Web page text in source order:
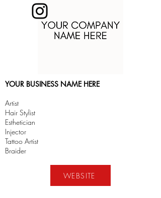
YOUR BUSINESS NAME HERE
Artist
Hair Stylist​
Esthetician
Injector
Tattoo Artist
Braider
WEBSITE